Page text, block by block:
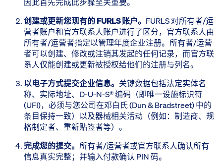
创建或更新您现有的 FURLS 账户。 ​ FURLS 对所有者/运
营者账户和官方联系人账户进行了区分，官方联系人由
所有者/运营者指定以管理年度企业注册。所有者/运营
者可以创建、修改或注销其发起的任何记录，而官方联
系人仅能创建或更新被授权给他们的注册与列名。
以电子方式提交企业信息。 ​ 关键数据包括法定实体名
称、实际地址、D-U-N-S® 编码（即唯一设施标识符
(UFI)，必须与您公司在邓白氏 (Dun & Bradstreet) 中的
条目保持一致）以及器械相关活动（例如：制造商、规
格制定者、重新贴签者等）。
完成您的提交。 ​ 所有者/运营者或官方联系人确认所有
信息真实完整；并输入付款确认 PIN 码。